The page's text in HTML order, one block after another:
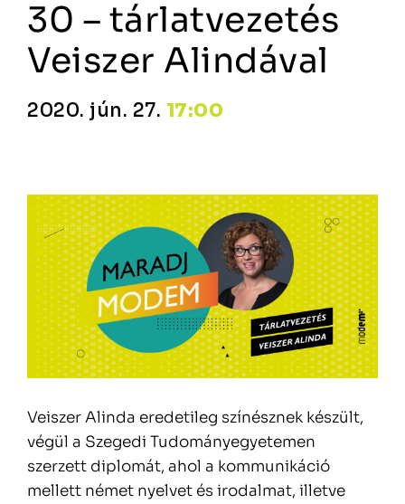
30 – tárlatvezetés
Veiszer Alindával
2020. jún. 27. 17:00
Veiszer Alinda eredetileg színésznek készült,
végül a Szegedi Tudományegyetemen
szerzett diplomát, ahol a kommunikáció
mellett német nyelvet és irodalmat, illetve